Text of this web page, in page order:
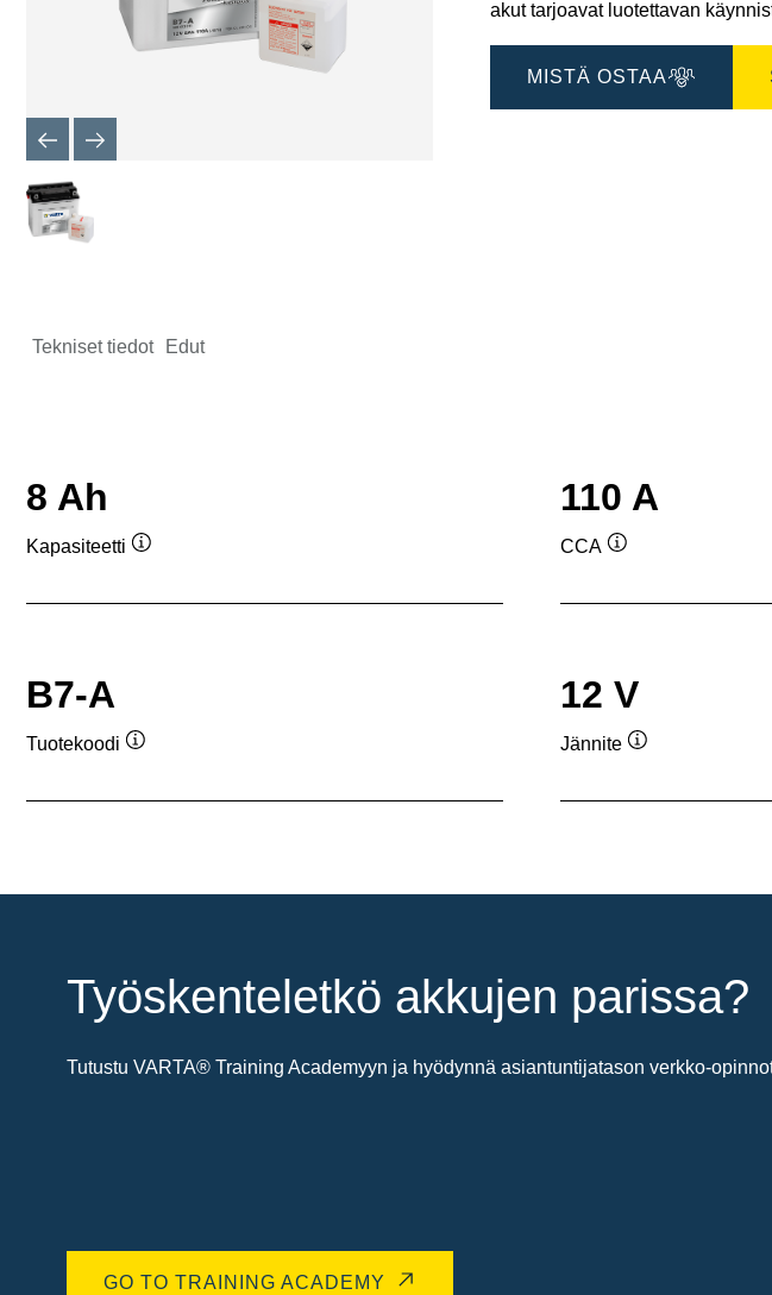
akut tarjoavat luotettavan
MISTÄ OSTAA
Tekniset tiedot Edut
8 Ah
Kapasiteetti
110 A
CCA
B7-A
Tuotekoodi
12 V
Jännite
Työskenteletkö akkujen parissa?
Tutustu VARTA® Training Academyyn ja hyödynnä asiantuntijatason verkko-
GO TO TRAINING ACADEMY